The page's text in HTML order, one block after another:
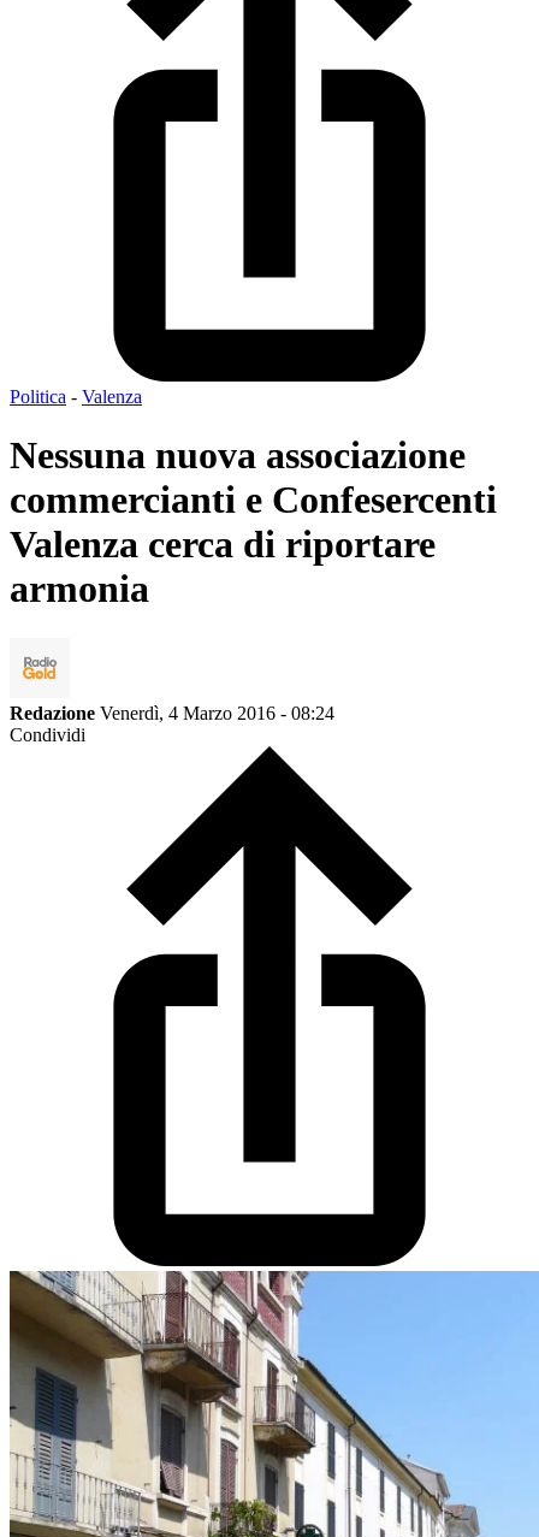
Politica - Valenza
Nessuna nuova associazione
commercianti e Confesercenti
Valenza cerca di riportare
armonia
Redazione Venerdì, 4 Marzo 2016 - 08:24
Condividi